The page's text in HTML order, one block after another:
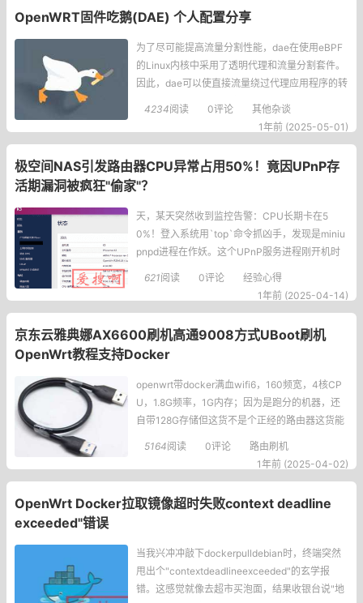
00M算力
OpenWRT固件吃鹅(DAE) 个人配置分享
为了尽可能提高流量分割性能，dae在使用eBPF
的Linux内核中采用了透明代理和流量分割套件。
因此，dae可以使直接流量绕过代理应用程序的转
发，从而促进真正的直接流量通道。通过这一非
凡的壮举，有最小的性能损失和可忽略不计的直
4234阅读 0评论
其他杂谈
1年前 (2025-05-01)
极空间NAS引发路由器CPU异常占用50%！竟因UPnP存
活期漏洞被疯狂"偷家"？
天，某天突然收到监控告警：CPU长期卡在5
0%！登入系统用`top`命令抓凶手，发现是miniu
pnpd进程在作妖。这个UPnP服务进程刚开机时
明明很安分，为何运行一个月后突然疯狂吃资
源？二、排查1.先查UPnP映射表登录路由器后
殖。2.嗅探异常设备用tcpdump
621阅读 0评论
经验心得
1年前 (2025-04-14)
京东云雅典娜AX6600刷机高通9008方式UBoot刷机
OpenWrt教程支持Docker
openwrt带docker满血wifi6，160频宽，4核CP
U，1.8G频率，1G内存；因为是跑分的机器，还
自带128G存储但这货不是个正经的路由器这货能
刷机！OpenWrt刷机说明我用的是9008方案好处
5164阅读 0评论
路由刷机
1年前 (2025-04-02)
OpenWrt Docker拉取镜像超时失败context deadline
exceeded"错误
当我兴冲冲敲下dockerpulldebian时，终端突然
甩出个"contextdeadlineexceeded"的玄学报
错。这感觉就像去超市买泡面，结果收银台说"地